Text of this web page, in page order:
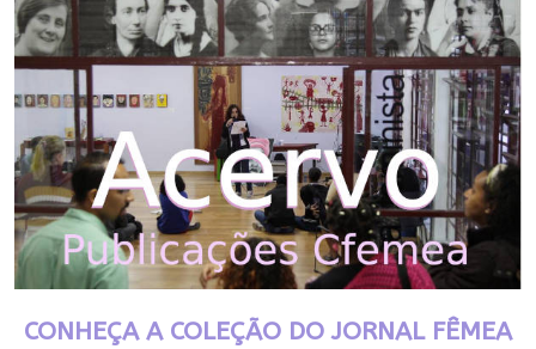
CONHEÇA A COLEÇÃO DO JORNAL FÊMEA